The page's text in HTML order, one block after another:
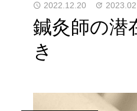
2022.12.20
鍼灸師の潜
き